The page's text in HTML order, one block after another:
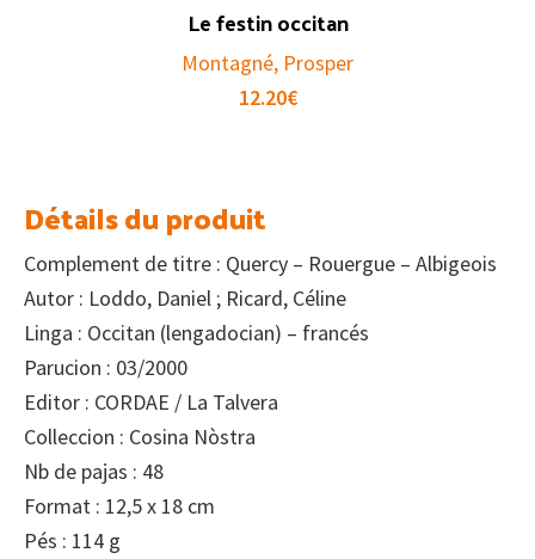
Le festin occitan
Montagné, Prosper
12.20€
Détails du produit
Complement de titre : Quercy – Rouergue – Albigeois
Autor : Loddo, Daniel ; Ricard, Céline
Linga : Occitan (lengadocian) – francés
Parucion : 03/2000
Editor : CORDAE / La Talvera
Colleccion : Cosina Nòstra
Nb de pajas : 48
Format : 12,5 x 18 cm
Pés : 114 g